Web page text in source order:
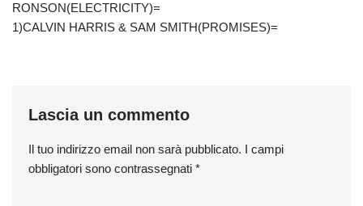
RONSON(ELECTRICITY)=
1)CALVIN HARRIS & SAM SMITH(PROMISES)=
Lascia un commento
Il tuo indirizzo email non sarà pubblicato. I campi
obbligatori sono contrassegnati *